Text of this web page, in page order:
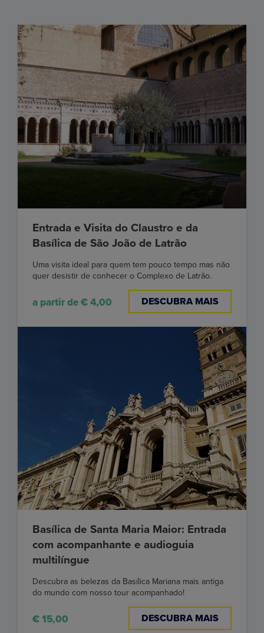
Entrada e Visita do Claustro e da
Basílica de São João de Latrão
Uma visita ideal para quem tem pouco tempo mas não
quer desistir de conhecer o Complexo de Latrão.
a partir de € 4,00 DESCUBRA MAIS
Basílica de Santa Maria Maior: Entrada
com acompanhante e audioguia
multilíngue
Descubra as belezas da Basílica Mariana mais antiga
do mundo com nosso tour acompanhado!
€ 15,00 DESCUBRA MAIS